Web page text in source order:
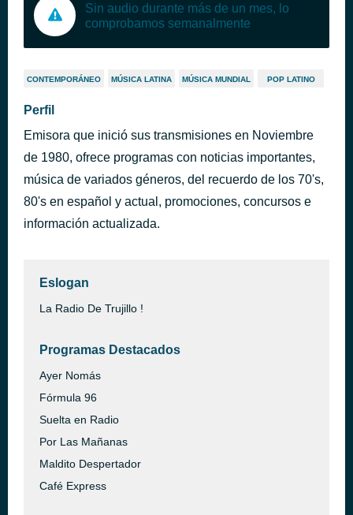
Sin audio durante más de un mes, lo
comprobamos semanalmente
CONTEMPORÁNEO MÚSICA LATINA MÚSICA MUNDIAL POP LATINO
Perfil
Emisora que inició sus transmisiones en Noviembre
de 1980, ofrece programas con noticias importantes,
música de variados géneros, del recuerdo de los 70's,
80's en español y actual, promociones, concursos e
información actualizada.
Eslogan
La Radio De Trujillo !
Programas Destacados
Ayer Nomás
Fórmula 96
Suelta en Radio
Por Las Mañanas
Maldito Despertador
Café Express